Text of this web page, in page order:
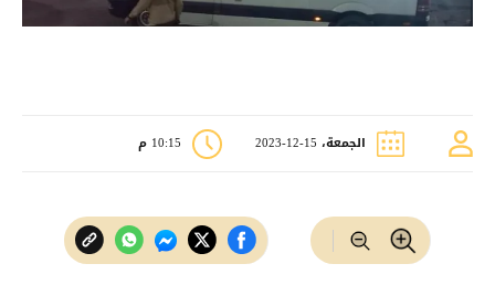
الجمعة، 15-12-2023 10:15 م